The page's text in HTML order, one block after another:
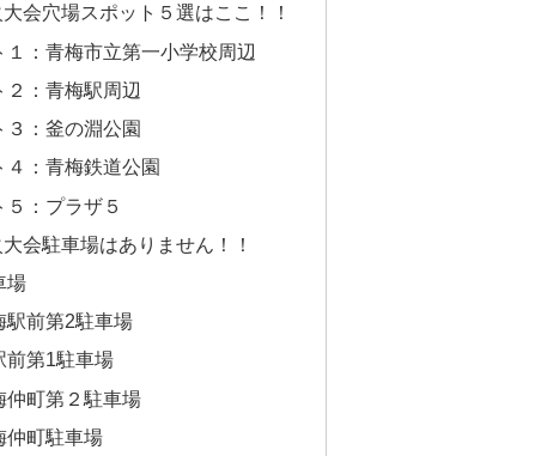
会穴場スポット５選はここ！！
１：青梅市立第一小学校周辺
２：青梅駅周辺
３：釜の淵公園
４：青梅鉄道公園
：プラザ５
会駐車場はありません！！
場
駅前第2駐車場
前第1駐車場
仲町第２駐車場
仲町駐車場